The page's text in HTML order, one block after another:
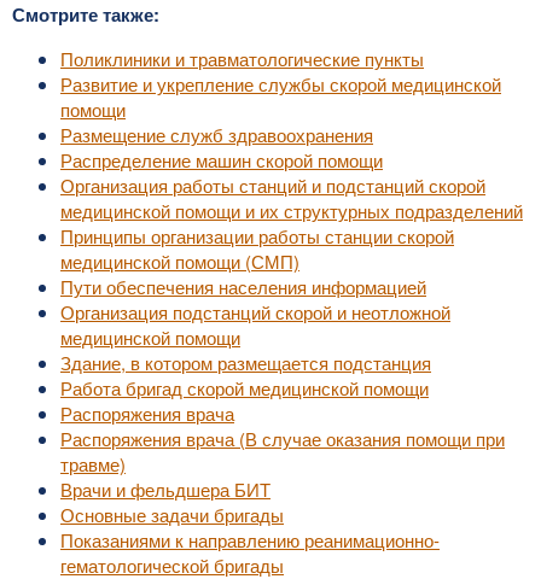
Смотрите также:
Поликлиники и травматологические пункты
Развитие и укрепление службы скорой медицинской
помощи
Размещение служб здравоохранения
Распределение машин скорой помощи
Организация работы станций и подстанций скорой
медицинской помощи и их структурных подразделений
Принципы организации работы станции скорой
медицинской помощи (СМП)
Пути обеспечения населения информацией
Организация подстанций скорой и неотложной
медицинской помощи
Здание, в котором размещается подстанция
Работа бригад скорой медицинской помощи
Распоряжения врача
Распоряжения врача (В случае оказания помощи при
травме)
Врачи и фельдшера БИТ
Основные задачи бригады
Показаниями к направлению реанимационно-
гематологической бригады